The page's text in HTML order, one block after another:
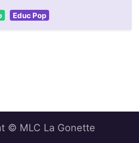
Educ Pop
© MLC La Gonette